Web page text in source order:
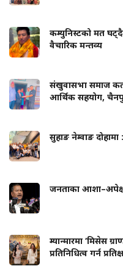
कम्युनिस्टको मत
वैचारिक मन्तव्य
संखुवासभा समाज
आर्थिक सहयोग, चैनपुर
सुहाङ नेम्वाङ
जनताका
म्यान्मारमा ‘मिसेस
प्रतिनिधित्व गर्न